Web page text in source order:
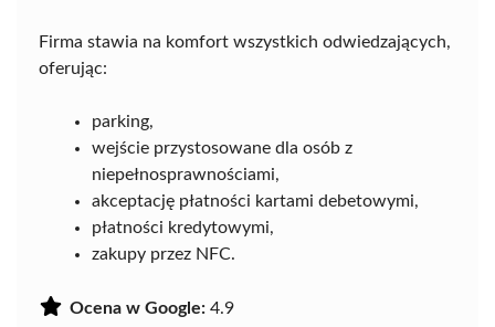
Firma stawia na komfort wszystkich odwiedzających,
oferując:
parking,
wejście przystosowane dla osób z
niepełnosprawnościami,
akceptację płatności kartami debetowymi,
płatności kredytowymi,
zakupy przez NFC.
Ocena w Google: 4.9